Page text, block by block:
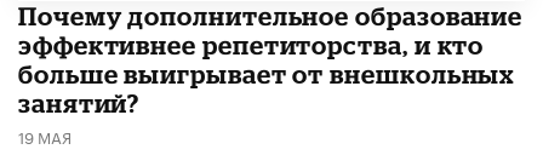
​Почему дополнительное образование
эффективнее репетиторства, и кто
больше выигрывает от внешкольных
занятий?
19 МАЯ